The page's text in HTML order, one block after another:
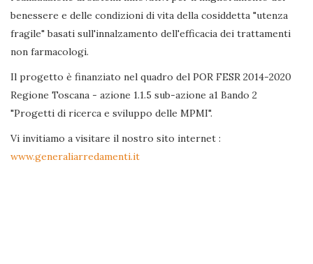
benessere e delle condizioni di vita della cosiddetta "utenza
fragile" basati sull'innalzamento dell'efficacia dei trattamenti
non farmacologi.
Il progetto è finanziato nel quadro del POR FESR 2014-2020
Regione Toscana - azione 1.1.5 sub-azione a1 Bando 2
"Progetti di ricerca e sviluppo delle MPMI".
Vi invitiamo a visitare il nostro sito internet :
www.generaliarredamenti.it